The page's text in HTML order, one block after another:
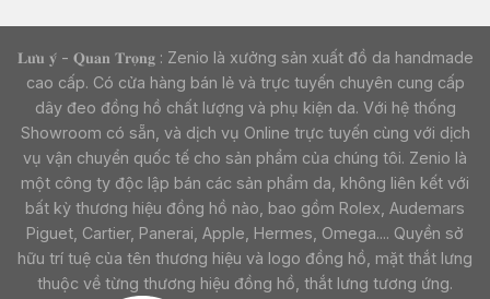
𝐋𝐮̛𝐮 𝐲́ - 𝐐𝐮𝐚𝐧 𝐓𝐫𝐨̣𝐧𝐠 : Zenio là xưởng sản xuất đồ da handmade
cao cấp. Có cửa hàng bán lẻ và trực tuyến chuyên cung cấp
dây đeo đồng hồ chất lượng và phụ kiện da. Với hệ thống
Showroom có sẵn, và dịch vụ Online trực tuyến cùng với dịch
vụ vận chuyển quốc tế cho sản phẩm của chúng tôi. Zenio là
một công ty độc lập bán các sản phẩm da, không liên kết với
bất kỳ thương hiệu đồng hồ nào, bao gồm Rolex, Audemars
Piguet, Cartier, Panerai, Apple, Hermes, Omega.... Quyền sở
hữu trí tuệ của tên thương hiệu và logo đồng hồ, mặt thắt lưng
thuộc về từng thương hiệu đồng hồ, thắt lưng tương ứng.